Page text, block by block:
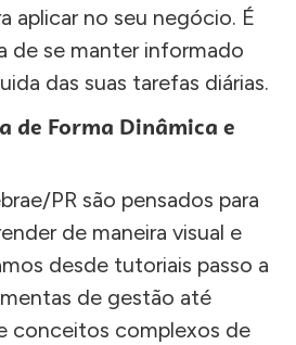
aplicar no seu negócio. É
de se manter informado
das suas tarefas diárias.
de Forma Dinâmica e
PR são pensados para
de maneira visual e
desde tutoriais passo a
de gestão até
conceitos complexos de